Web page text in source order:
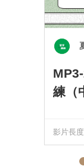
練（
影片長